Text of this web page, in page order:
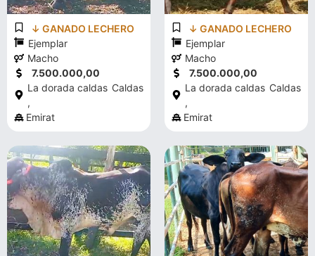
↓ GANADO LECHERO
Ejemplar
Macho
7.500.000,00
La dorada caldas
,
Caldas
Emirat
↓ GANADO LECHERO
Ejemplar
Macho
7.500.000,00
La dorada caldas
,
Caldas
Emirat